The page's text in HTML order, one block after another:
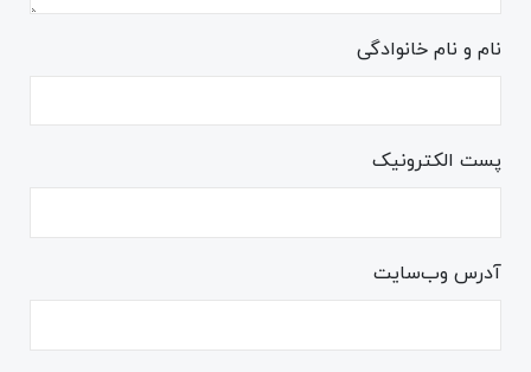
نام و نام خانوادگی
پست الکترونیک
آدرس وب‌سایت